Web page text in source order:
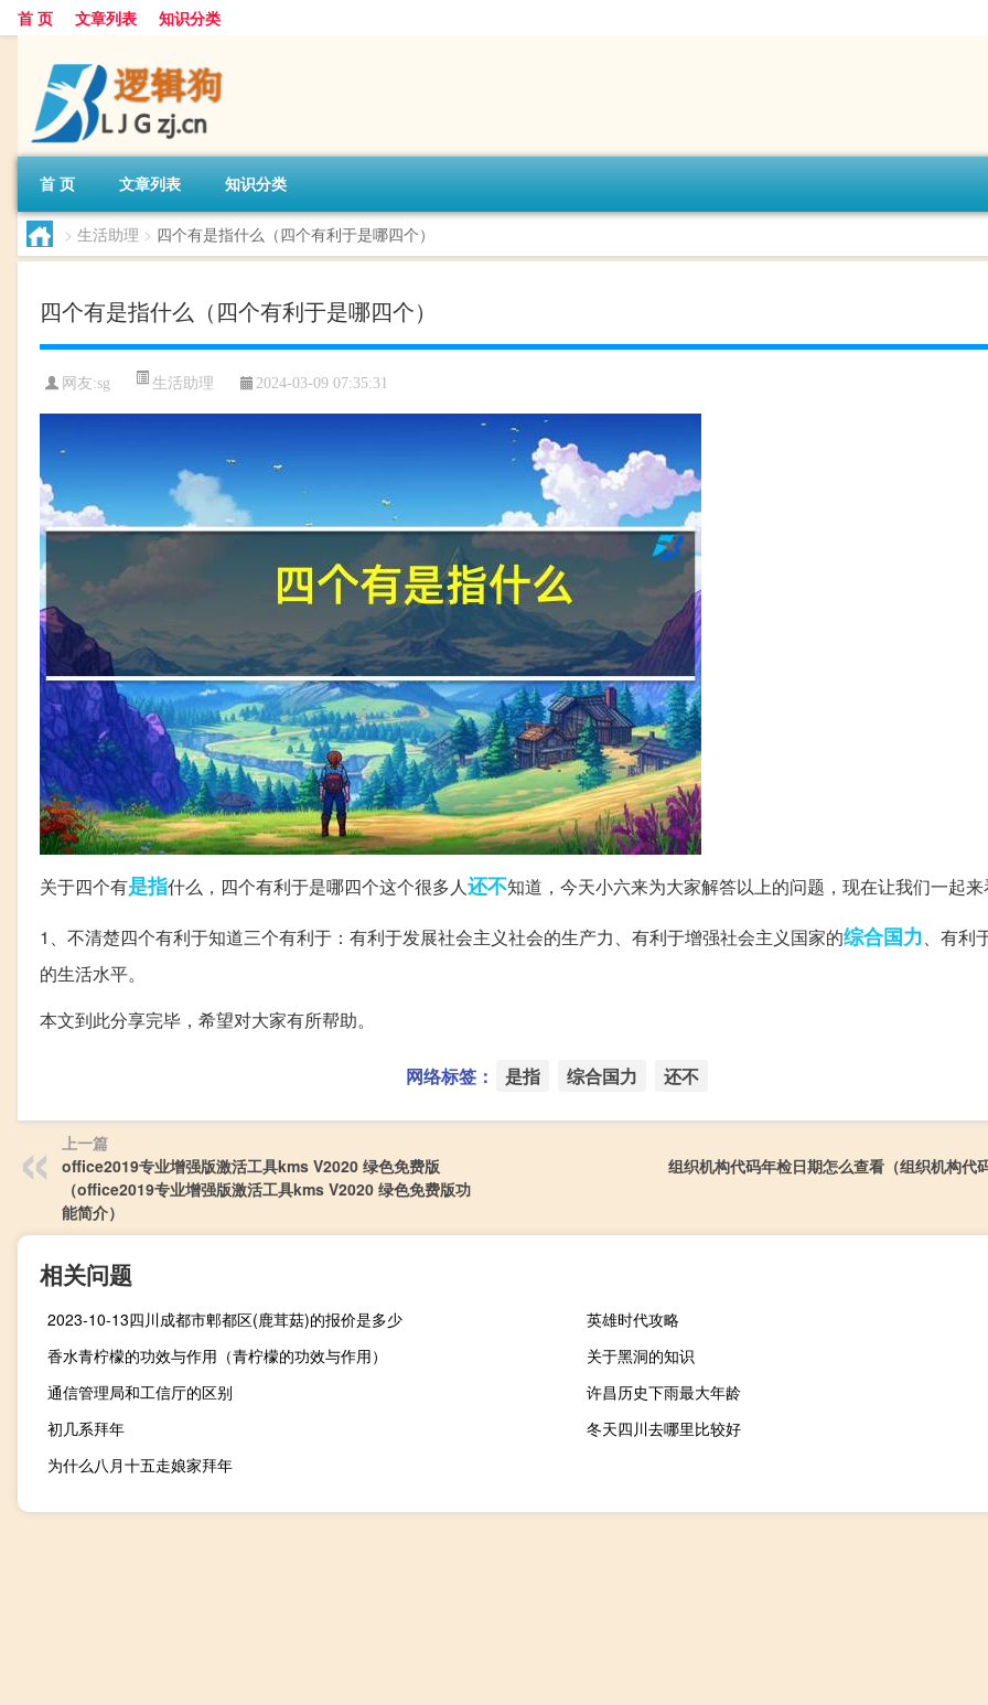
首 页 文章列表 知识分类
首 页 文章列表 知识分类
> 生活助理 > 四个有是指什么（四个有利于是哪四个）
四个有是指什么（四个有利于是哪四个）
网友:sg 生活助理 2024-03-09 07:35:31
关于四个有是指什么，四个有利于是哪四个这个很多人还不知道，今天小六来为大家解答以上的问题，现在让我们一起
1、不清楚四个有利于知道三个有利于：有利于发展社会主义社会的生产力、有利于增强社会主义国家的综合国力、有利
的生活水平。
本文到此分享完毕，希望对大家有所帮助。
网络标签： 是指 综合国力 还不
上一篇
office2019专业增强版激活工具kms V2020 绿色免费版
（office2019专业增强版激活工具kms V2020 绿色免费版功
能简介）
组织机构代码年检日期怎么查看（组织机构代
相关问题
2023-10-13四川成都市郫都区(鹿茸菇)的报价是多少
英雄时代攻略
香水青柠檬的功效与作用（青柠檬的功效与作用）
关于黑洞的知识
通信管理局和工信厅的区别
许昌历史下雨最大年龄
初几系拜年
冬天四川去哪里比较好
为什么八月十五走娘家拜年